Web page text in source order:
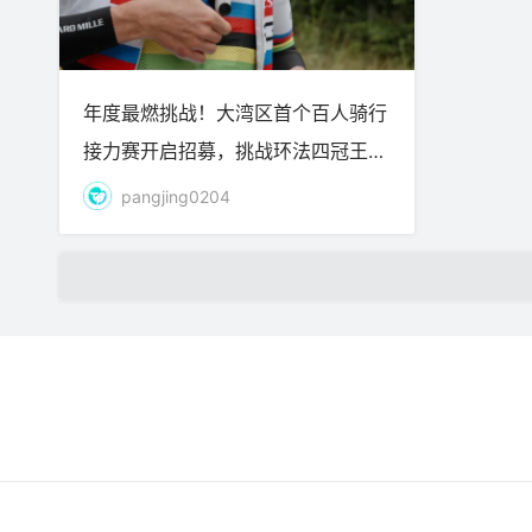
年度最燃挑战！大湾区首个百人骑行
接力赛开启招募，挑战环法四冠王波
加查 pangjing0204